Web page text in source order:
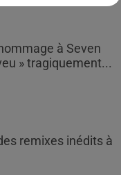
à Seven
» tragiquement...
remixes inédits à